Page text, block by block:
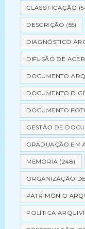
CLASSIFICAÇÃO
DESCRIÇÃO (55)
DIAGNÓSTICO
DIFUSÃO DE
DOCUMENTO
DOCUMENTO
DOCUMENTO
GESTÃO DE
GRADUAÇÃO EM
MEMÓRIA (248)
ORGANIZAÇÃO
PATRIMÔNIO
POLÍTICA